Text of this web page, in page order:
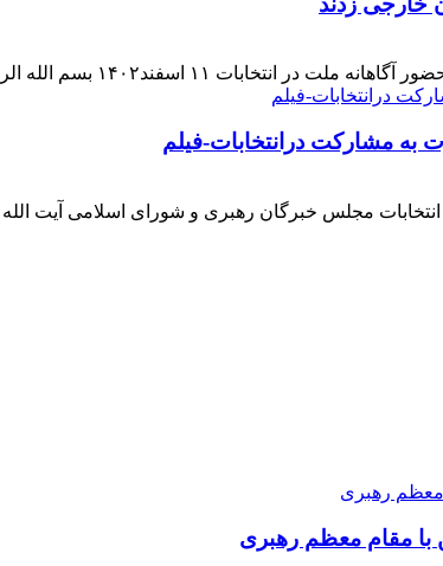
الله الرحمن الرحیم بار دیگر حضور حماسی [ ... ]
به مشارکت درانتخابات-فیلم
مجلس خبرگان رهبری و شورای اسلامی آیت
با مقام معظم رهبری